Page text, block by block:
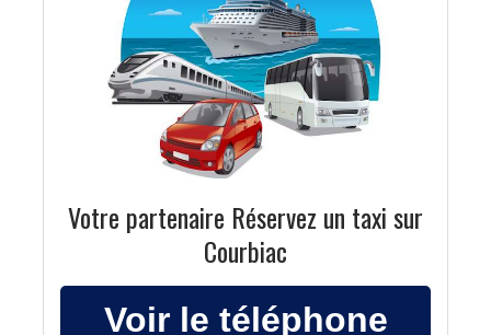
Votre partenaire Réservez un taxi sur
Courbiac